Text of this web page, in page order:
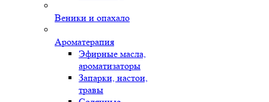
Веники и опахало
Ароматерапия
Эфирные масла,
ароматизаторы
Запарки, настои,
травы